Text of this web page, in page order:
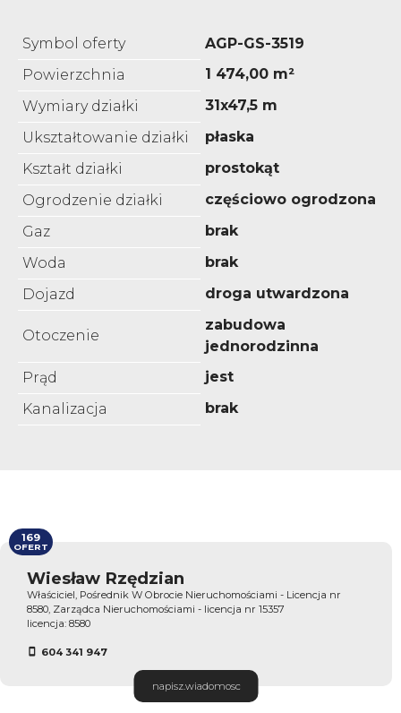
Symbol oferty
AGP-GS-3519
Powierzchnia
1 474,00 m²
Wymiary działki
31x47,5 m
Ukształtowanie działki
płaska
Kształt działki
prostokąt
Ogrodzenie działki
częściowo ogrodzona
Gaz
brak
Woda
brak
Dojazd
droga utwardzona
Otoczenie
zabudowa
jednorodzinna
Prąd
jest
Kanalizacja
brak
Wiesław Rzędzian
Właściciel, Pośrednik W Obrocie Nieruchomościami - Licencja nr
8580, Zarządca Nieruchomościami - licencja nr 15357
licencja: 8580
604 341 947
napisz.wiadomosc
169
OFERT